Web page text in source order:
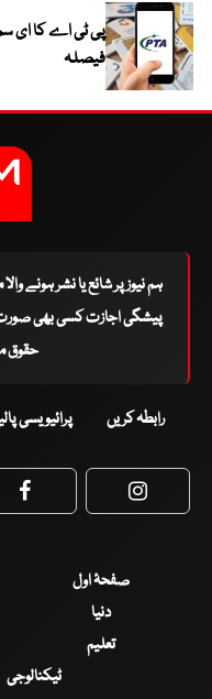
پی ٹی اے کا ای
فیصلہ
ہم نیوز پر شائع یا نشر ہونے
پیشگی اجازت کسی بھی صورت
حقوق
رابطہ کریں پرائیویسی
Facebook
صفحۂ اول
دنیا
تعلیم
ٹیکنالوجی